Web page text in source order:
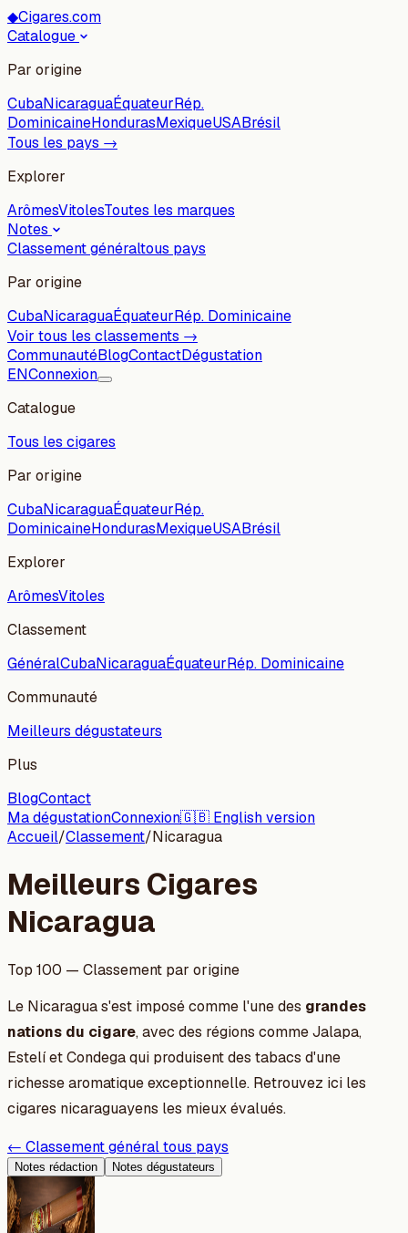
◆Cigares.com
Catalogue
Par origine
CubaNicaraguaÉquateurRép.
DominicaineHondurasMexiqueUSABrésil
Tous les pays →
Explorer
ArômesVitolesToutes les marques
Notes
Classement généraltous pays
Par origine
CubaNicaraguaÉquateurRép. Dominicaine
Voir tous les classements →
CommunautéBlogContactDégustation
ENConnexion
Catalogue
Tous les cigares
Par origine
CubaNicaraguaÉquateurRép.
DominicaineHondurasMexiqueUSABrésil
Explorer
ArômesVitoles
Classement
GénéralCubaNicaraguaÉquateurRép. Dominicaine
Communauté
Meilleurs dégustateurs
Plus
BlogContact
Ma dégustationConnexion🇬🇧 English version
Accueil/Classement/Nicaragua
Meilleurs Cigares
Nicaragua
Top 100 — Classement par origine
Le Nicaragua s'est imposé comme l'une des grandes
nations du cigare, avec des régions comme Jalapa,
Estelí et Condega qui produisent des tabacs d'une
richesse aromatique exceptionnelle. Retrouvez ici les
cigares nicaraguayens les mieux évalués.
← Classement général tous pays
Notes rédaction Notes dégustateurs